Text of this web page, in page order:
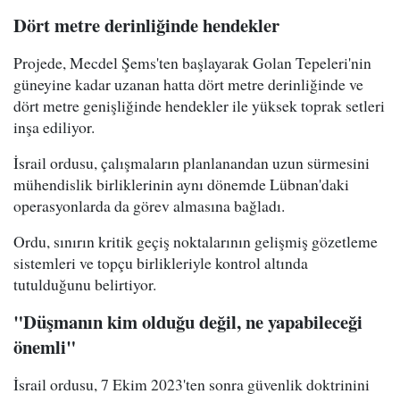
Dört metre derinliğinde hendekler
Projede, Mecdel Şems'ten başlayarak Golan Tepeleri'nin
güneyine kadar uzanan hatta dört metre derinliğinde ve
dört metre genişliğinde hendekler ile yüksek toprak setleri
inşa ediliyor.
İsrail ordusu, çalışmaların planlanandan uzun sürmesini
mühendislik birliklerinin aynı dönemde Lübnan'daki
operasyonlarda da görev almasına bağladı.
Ordu, sınırın kritik geçiş noktalarının gelişmiş gözetleme
sistemleri ve topçu birlikleriyle kontrol altında
tutulduğunu belirtiyor.
"Düşmanın kim olduğu değil, ne yapabileceği
önemli"
İsrail ordusu, 7 Ekim 2023'ten sonra güvenlik doktrinini